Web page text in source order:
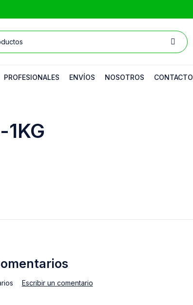
PROFESIONALES ENVÍOS NOSOTROS CONTACTO
Escribir un comentario